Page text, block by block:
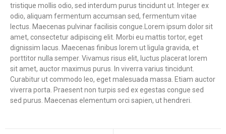
tristique mollis odio, sed interdum purus tincidunt ut. Integer ex
odio, aliquam fermentum accumsan sed, fermentum vitae
lectus. Maecenas pulvinar facilisis congue.Lorem ipsum dolor sit
amet, consectetur adipiscing elit. Morbi eu mattis tortor, eget
dignissim lacus. Maecenas finibus lorem ut ligula gravida, et
porttitor nulla semper. Vivamus risus elit, luctus placerat lorem
sit amet, auctor maximus purus. In viverra varius tincidunt.
Curabitur ut commodo leo, eget malesuada massa. Etiam auctor
viverra porta. Praesent non turpis sed ex egestas congue sed
sed purus. Maecenas elementum orci sapien, ut hendreri.